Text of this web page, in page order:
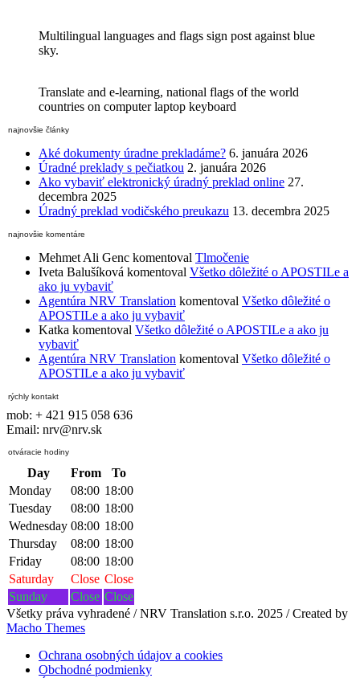
Multilingual languages and flags sign post against blue
sky.
Translate and e-learning, national flags of the world
countries on computer laptop keyboard
najnovšie články
Aké dokumenty úradne prekladáme? 6. januára 2026
Úradné preklady s pečiatkou 2. januára 2026
Ako vybaviť elektronický úradný preklad online 27.
decembra 2025
Úradný preklad vodičského preukazu 13. decembra 2025
najnovšie komentáre
Mehmet Ali Genc komentoval Tlmočenie
Iveta Balušíková komentoval Všetko dôležité o APOSTILe a
ako ju vybaviť
Agentúra NRV Translation komentoval Všetko dôležité o
APOSTILe a ako ju vybaviť
Katka komentoval Všetko dôležité o APOSTILe a ako ju
vybaviť
Agentúra NRV Translation komentoval Všetko dôležité o
APOSTILe a ako ju vybaviť
rýchly kontakt
mob: + 421 915 058 636
Email: nrv@nrv.sk
otváracie hodiny
Day From
To
Monday
08:00 18:00
Tuesday
08:00 18:00
Wednesday 08:00 18:00
Thursday
08:00 18:00
Friday
08:00 18:00
Saturday
Close Close
Sunday
Close Close
Všetky práva vyhradené / NRV Translation s.r.o. 2025 / Created by
Macho Themes
Ochrana osobných údajov a cookies
Obchodné podmienky